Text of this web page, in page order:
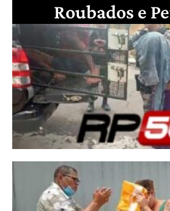
Roubados e